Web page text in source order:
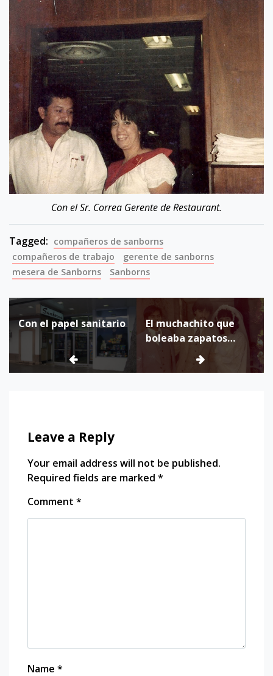
Con el Sr. Correa Gerente de Restaurant.
Tagged: compañeros de sanborns
compañeros de trabajo
gerente de sanborns
mesera de Sanborns
Sanborns
Post
navigation
Con el papel sanitario
El muchachito que
boleaba zapatos
afuera de Sanborns
Leave a Reply
Your email address will not be published.
Required fields are marked *
Comment *
Name *